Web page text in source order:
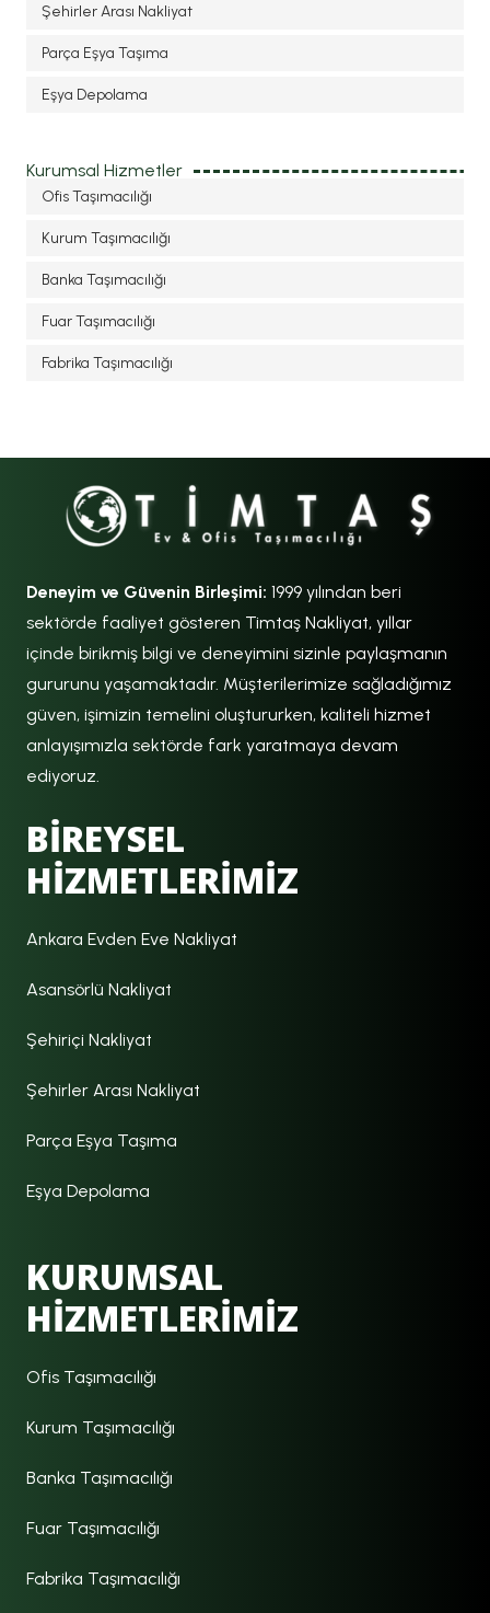
Şehirler Arası Nakliyat
Parça Eşya Taşıma
Eşya Depolama
Kurumsal Hizmetler
Ofis Taşımacılığı
Kurum Taşımacılığı
Banka Taşımacılığı
Fuar Taşımacılığı
Fabrika Taşımacılığı
Deneyim ve Güvenin Birleşimi: 1999 yılından beri
sektörde faaliyet gösteren Timtaş Nakliyat, yıllar
içinde birikmiş bilgi ve deneyimini sizinle paylaşmanın
gururunu yaşamaktadır. Müşterilerimize sağladığımız
güven, işimizin temelini oluştururken, kaliteli hizmet
anlayışımızla sektörde fark yaratmaya devam
ediyoruz.
BİREYSEL
HİZMETLERİMİZ
Ankara Evden Eve Nakliyat
Asansörlü Nakliyat
Şehiriçi Nakliyat
Şehirler Arası Nakliyat
Parça Eşya Taşıma
Eşya Depolama
KURUMSAL
HİZMETLERİMİZ
Ofis Taşımacılığı
Kurum Taşımacılığı
Banka Taşımacılığı
Fuar Taşımacılığı
Fabrika Taşımacılığı